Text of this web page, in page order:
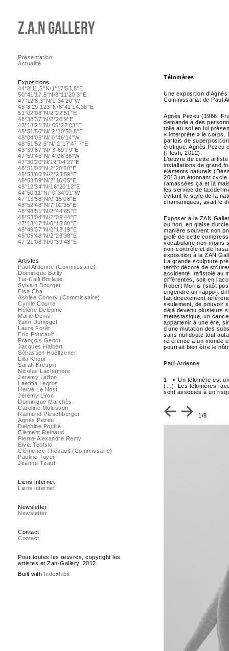
Z.A.N Gallery
Présentation
Actualité
Expositions
44°8'11,5''N/1°17'53,8''E
50°41'17,5''N/3°11'20,3''E
47°12'8.3''N/1°34'20''W
45°8'29.123''N/6°41'14.38''E
51°02'08''N/2°22'51''E
48°38'37''N/2°26'9''E
43°18'21''N/ 05°22'03''E
48°51'50"N/ 2°20'50.8"E
48°04'06"N/ 0°46'14"W
48°51'52.5"N/ 2°17'47.7"E
43°39'87''N/ 3°69'79''E
47°59'45"N/ 4°06'36"W
47°30'20"N/19°04'27"E
48°51'05"N 2°20'60"E
48°53'60''N/2°23'59''E
48°53'59"N/2°16'05"E
48°12'34''N/16°20'12''E
44°50'11''N/-0°34'01''W
47°13'58"N/0°15'08"E
48°52'48"N/7°02'35"E
48°98'51''N/2°44'65''E
48°53'04''N/2°09'44''E
47°13'47''N/0°15'08''E
48°49'37''N/2°13'19''E
45°05'48''N/2°23'38''E
47°21'08''N/0°39'48''E
Artistes
Paul Ardenne (Commissaire)
Dominique Bailly
Tia-Calli Borlase
Sylvain Bourget
Elsa Cha
Ashlee Conery (Commissaire)
Cyrille Courte
Hélène Delépine
Marie Denis
Yann Dumoget
Laure Forêt
Eric Foucault
François Genot
Jacques Halbert
Sébastien Hoëltzener
Lilla Khoor
Sarah Krespin
Nicolas Lachambre
Jeremy Laffon
Laetitia Legros
Hervé Le Nost
Jérémy Liron
Dominique Marchès
Caroline Molusson
Raimund Pleschberger
Agnès Pezeu
Delphine Pouillé
Clément Reinaud
Pierre-Alexandre Remy
Elvia Teotski
Clémence Thébault (Commissaire)
Pauline Toyer
Jeanne Tzaut
Liens internet
Liens internet
Newsletter
Newsletter
Contact
Contact
Pour toutes les œuvres, copyright les
artistes et Zan-Gallery, 2012
Built with Indexhibit
Télomères
Une exposition d'Agnès
Commissariat de Paul
Agnès Pezeu (1966,
demande à des
toile au sol en lui
« interprète » le corps.
parfois de
érotique. Agnès Pezeu
(Flesh, 2012).
L’œuvre de cette
installations de grand
éléments naturels
2013 un étonnant
ramassées ça et là
les service de
évitant le style de la
chamaniques, avait le
Exposer à la ZAN
ou non, en glaise
manière souvent non
giclé de cette
vocabulaire non moins
non-contrôle et de
exposition à la ZAN
La grande sculpture
tantôt décoré de
accidenté, rafistolé au
différentes, soit en
Robert Morris (sitôt
engendre un rapport
fait directement
seulement, de pouvoir
déjà devenu plusieurs
métastasique, un
appartenir à une ère,
d’une mutation des
sans nul doute tout
référence à un monde
pourrait bien être le
Paul Ardenne
1 - « Un télomère est
(…). Les télomères
sont associés à un
1/8